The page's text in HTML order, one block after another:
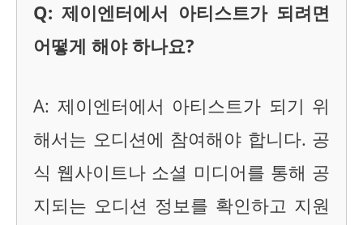
Q: 제이엔터에서 아티스트가 되려면
어떻게 해야 하나요?
A: 제이엔터에서 아티스트가 되기 위
해서는 오디션에 참여해야 합니다. 공
식 웹사이트나 소셜 미디어를 통해 공
지되는 오디션 정보를 확인하고 지원